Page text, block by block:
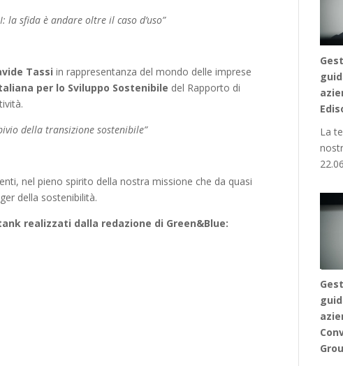
la sfida è andare oltre il caso d’uso”
Tassi in rappresentanza del mondo delle imprese
per lo Sviluppo Sostenibile del Rapporto di
della transizione sostenibile”
nel pieno spirito della nostra missione che da quasi
della sostenibilità.
realizzati dalla redazione di Green&Blue:
La